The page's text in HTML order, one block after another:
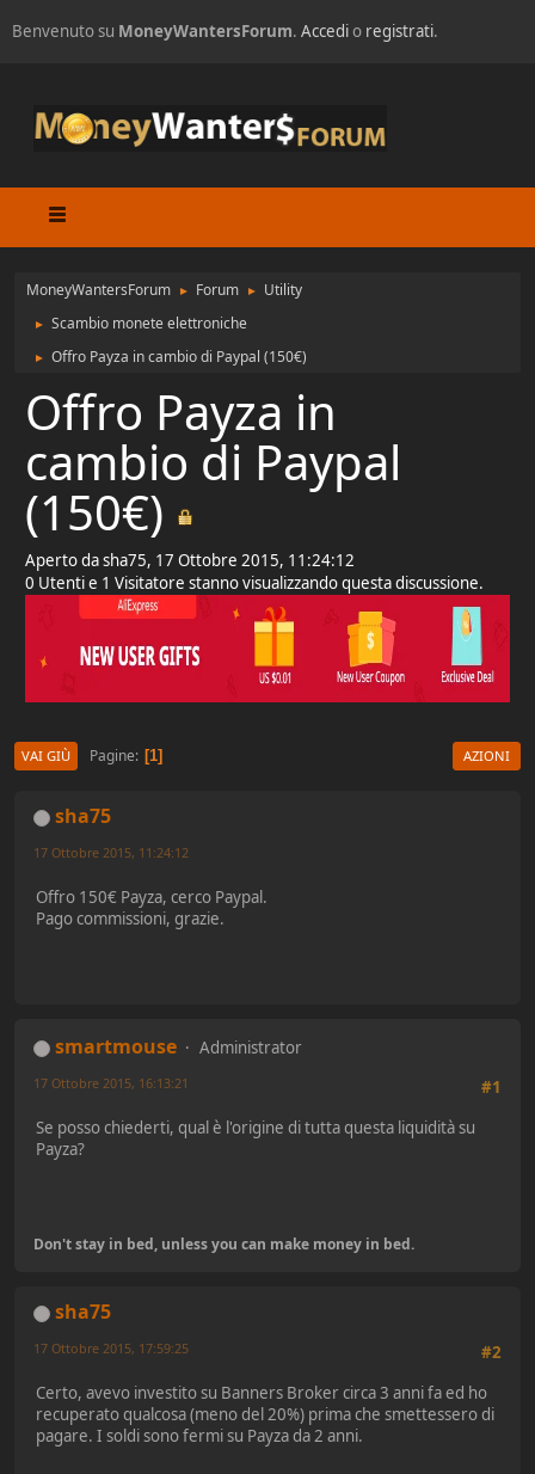
Benvenuto su MoneyWantersForum. Accedio registrati.
MoneyWantersForum ► Forum ► Utility
► Scambio monete elettroniche
► Offro Payza in cambio di Paypal (150€)
Offro Payza in
cambio di Paypal
(150€)
Aperto da sha75, 17 Ottobre 2015, 11:24:12
0 Utenti e 1 Visitatore stanno visualizzando questa discussione.
VAI GIÙ Pagine 1 AZIONI
sha75
17 Ottobre 2015, 11:24:12
Offro 150€ Payza, cerco Paypal.
Pago commissioni, grazie.
smartmouse
Administrator
#1
17 Ottobre 2015, 16:13:21
Se posso chiederti, qual è l'origine di tutta questa liquidità su
Payza?
Don't stay in bed, unless you can make money in bed.
sha75
#2
17 Ottobre 2015, 17:59:25
Certo, avevo investito su Banners Broker circa 3 anni fa ed ho
recuperato qualcosa (meno del 20%) prima che smettessero di
pagare. I soldi sono fermi su Payza da 2 anni.